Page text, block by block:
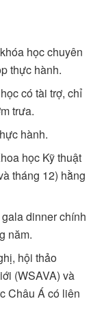
học chuyên
thực hành.
có tài trợ, chỉ
trưa.
hành.
học Kỹ thuật
tháng 12) hằng
dinner chính
năm.
hội thảo
(WSAVA) và
Châu Á có liên